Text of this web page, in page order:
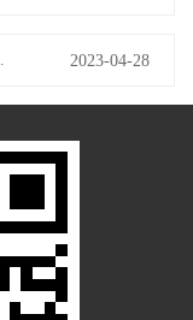
么？ 2023-04-28